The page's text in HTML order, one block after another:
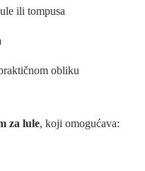
ili tompusa
obliku
za lule, koji omogućava: